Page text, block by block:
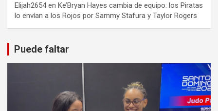
Elijah2654en Ke’Bryan Hayes cambia de equipo: los Piratas
lo envían a los Rojos por Sammy Stafura y Taylor Rogers
Puede faltar